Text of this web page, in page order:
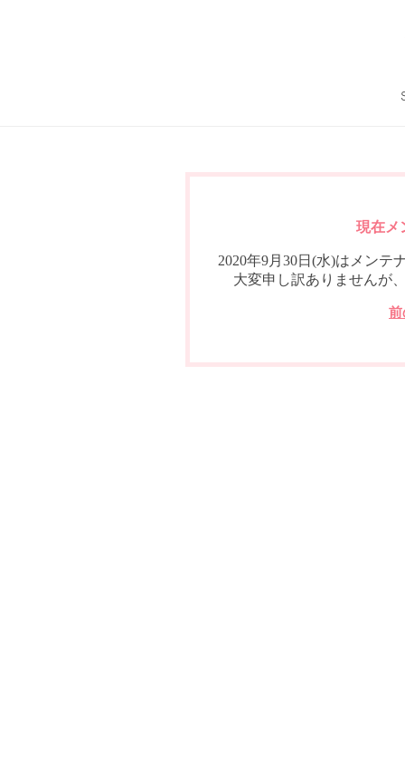
現在メ
2020年9月30日(水)はメンテ
大変申し訳ありませんが
前